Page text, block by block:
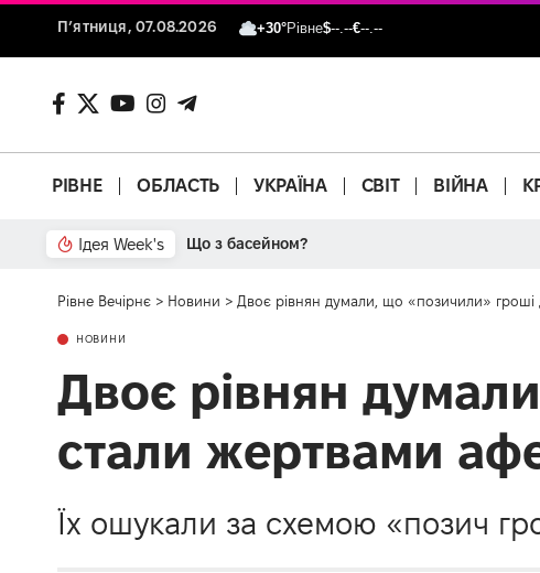
П’ятниця, 07.08.2026 +30°Рівне$--.--€--.--
РІВНЕ ОБЛАСТЬ УКРАЇНА СВІТ ВІЙНА
Ідея Week's Від паркану до картонки
Рівне Вечірнє > Новини > Двоє рівнян думали, що «позичили» гроші
НОВИНИ
Двоє рівнян
стали жертвами
Їх ошукали за схемою «позич